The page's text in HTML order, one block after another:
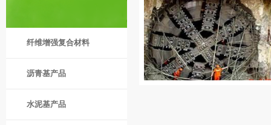
纤维增强复合材料
沥青基产品
水泥基产品